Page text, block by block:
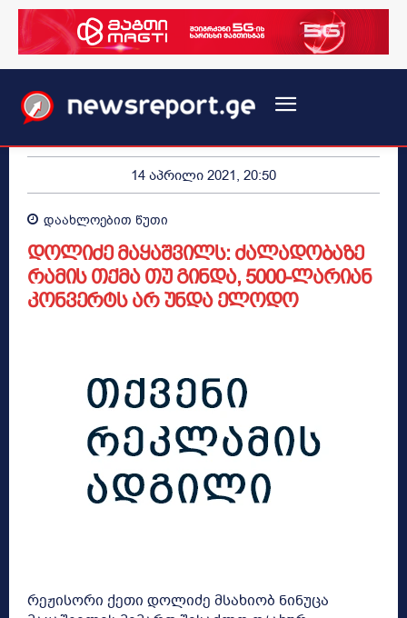
14 აპრილი 2021, 20:50
დაახლოებით წუთი
დოლიძე მაყაშვილს: ძალადობაზე
რამის თქმა თუ გინდა, 5000-ლარიან
კონვერტს არ უნდა ელოდო
რეჟისორი ქეთი დოლიძე მსახიობ ნინუცა